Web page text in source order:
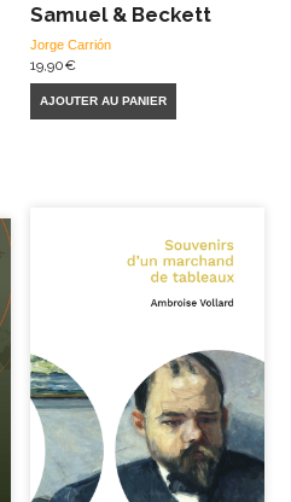
Samuel & Beckett
Jorge Carrión
19,90€
AJOUTER AU PANIER